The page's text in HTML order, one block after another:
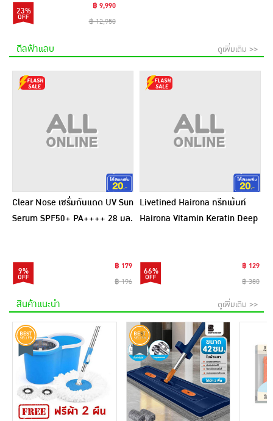
23%
฿ 9,990
฿ 12,950
ดีลฟ้าแลบ ดูเพิ่มเติม >>
Clear Nose เซรั่มกันแดด UV Sun
Serum SPF50+ PA++++ 28 มล.
9%
฿ 179
฿ 196
Livetined Hairona ทรีทเม้นท์
Hairona Vitamin Keratin Deep
66%
฿ 129
฿ 380
สินค้าแนะนำ ดูเพิ่มเติม >>